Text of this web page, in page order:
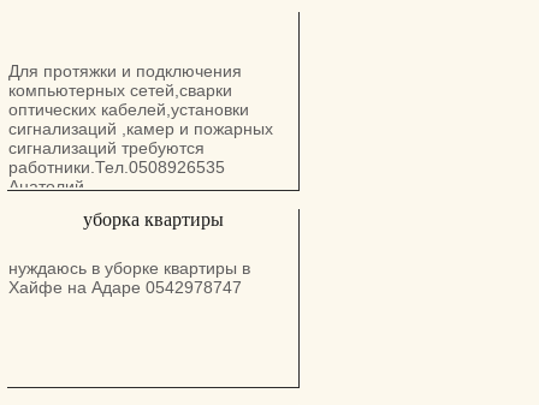
Для протяжки и подключения
компьютерных сетей,сварки
оптических кабелей,установки
сигнализаций ,камер и пожарных
сигнализаций требуются
работники.Тел.0508926535
Анатолий
уборка квартиры
нуждаюсь в уборке квартиры в
Хайфе на Адаре 0542978747